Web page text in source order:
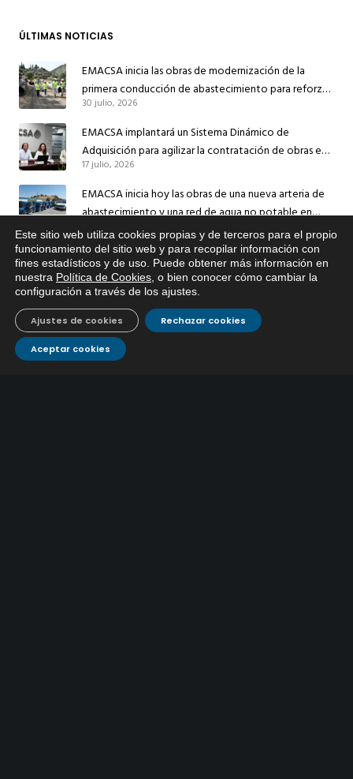
ÚLTIMAS NOTICIAS
EMACSA inicia las obras de modernización de la
primera conducción de abastecimiento para reforzar
el suministro de agua de Córdoba
30 julio, 2026
EMACSA implantará un Sistema Dinámico de
Adquisición para agilizar la contratación de obras en
sus redes e instalaciones
17 julio, 2026
EMACSA inicia hoy las obras de una nueva arteria de
abastecimiento y una red de agua no potable en
Ingeniero Ruiz de Azúa
Caracterización ZA Córdoba Red Quemadas- 1ª Sem
2026
9 julio, 2026
Caracterización ZA Córdoba Red Carrera Caballo-1º
Sem 2026
9 julio, 2026
Este sitio web utiliza cookies propias y de terceros para el propio
funcionamiento del sitio web y para recopilar información con
fines estadísticos y de uso. Puede obtener más información en
nuestra Política de Cookies , o bien conocer cómo cambiar la
configuración a través de los ajustes
Aceptar cookies
Rechazar cookies
Ajustes de cookies
Si tiene cualquier duda sobre
EMACSA, haga click abajo.